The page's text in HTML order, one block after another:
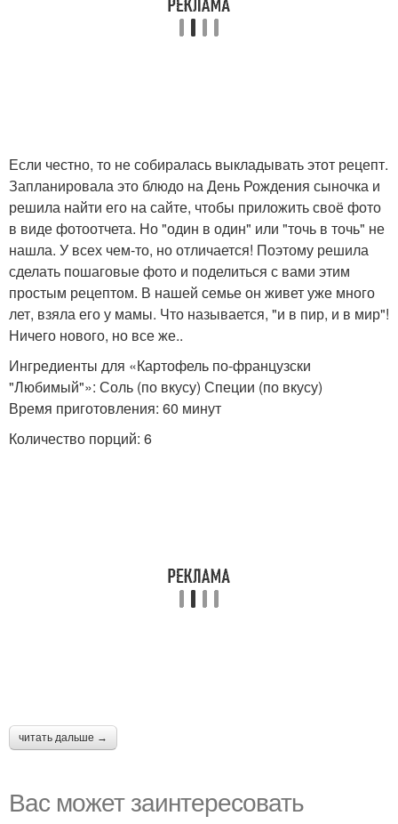
Если честно, то не собиралась выкладывать этот рецепт.
Запланировала это блюдо на День Рождения сыночка и
решила найти его на сайте, чтобы приложить своё фото
в виде фотоотчета. Но "один в один" или "точь в точь" не
нашла. У всех чем-то, но отличается! Поэтому решила
сделать пошаговые фото и поделиться с вами этим
простым рецептом. В нашей семье он живет уже много
лет, взяла его у мамы. Что называется, "и в пир, и в мир"!
Ничего нового, но все же..
Ингредиенты для «Картофель по-французски
"Любимый"»: Соль (по вкусу) Специи (по вкусу)
Время приготовления: 60 минут
Количество порций: 6
читать дальше →
Вас может заинтересовать